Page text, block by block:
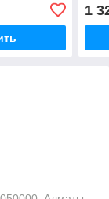
1